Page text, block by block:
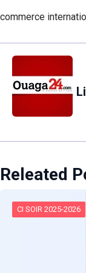
commerce
Releated
CI SOIR 2025-2026